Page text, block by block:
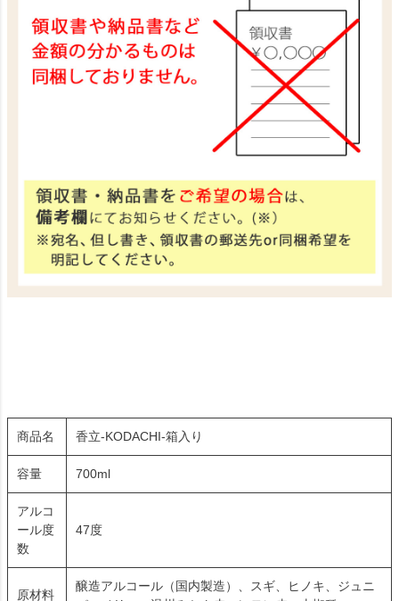
商品名 香立-KODACHI-箱入り
容量 700ml
アルコ
ール度
数
47度
原材料
醸造アルコール（国内製造）、スギ、ヒノキ、ジュニ